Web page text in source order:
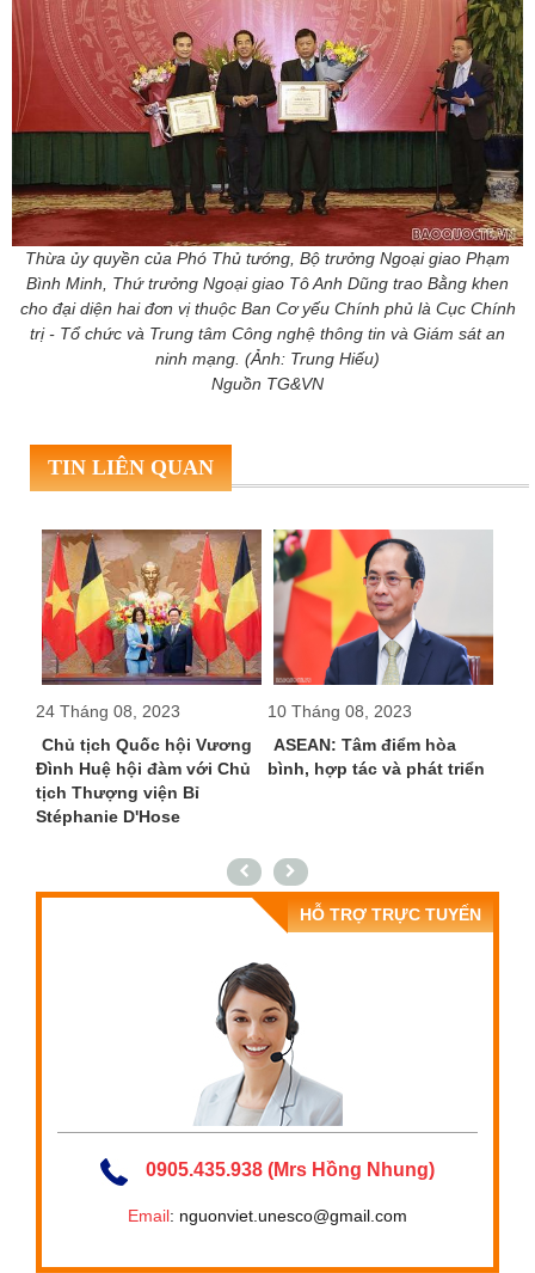
Thừa ủy quyền của Phó Thủ tướng, Bộ trưởng Ngoại giao Phạm
Bình Minh, Thứ trưởng Ngoại giao Tô Anh Dũng trao Bằng khen
cho đại diện hai đơn vị thuộc Ban Cơ yếu Chính phủ là Cục Chính
trị - Tổ chức và Trung tâm Công nghệ thông tin và Giám sát an
ninh mạng. (Ảnh: Trung Hiếu)
Nguồn TG&VN
TIN LIÊN QUAN
24 Tháng 08, 2023
Chủ tịch Quốc hội Vương
Đình Huệ hội đàm với Chủ
tịch Thượng viện Bỉ
Stéphanie D'Hose
10 Tháng 08, 2023
ASEAN: Tâm điểm hòa
bình, hợp tác và phát triển
HỖ TRỢ TRỰC TUYẾN
0905.435.938 (Mrs Hồng Nhung)
Email: nguonviet.unesco@gmail.com